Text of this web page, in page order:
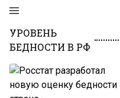
УРОВЕНЬ
БЕДНОСТИ В РФ